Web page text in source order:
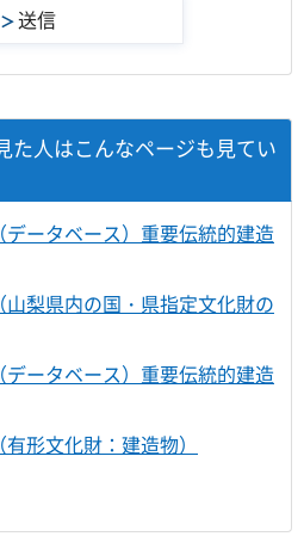
た人はこんなページも見てい
ータベース）重要伝統的建造
梨県内の国・県指定文化財の
ータベース）重要伝統的建造
形文化財：建造物）